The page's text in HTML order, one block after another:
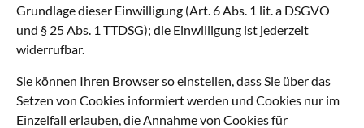
Grundlage dieser Einwilligung (Art. 6 Abs. 1 lit. a DSGVO
und § 25 Abs. 1 TTDSG); die Einwilligung ist jederzeit
widerrufbar.
Sie können Ihren Browser so einstellen, dass Sie über das
Setzen von Cookies informiert werden und Cookies nur im
Einzelfall erlauben, die Annahme von Cookies für